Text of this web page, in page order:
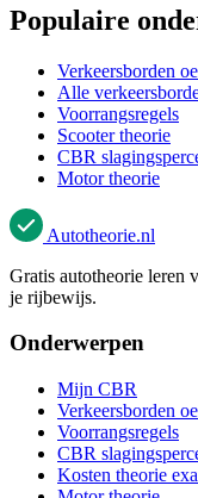
Populaire
Verkeersborden
Alle
Voorrangsregels
Scooter theorie
CBR
Motor theorie
Autotheorie.nl
Gratis autotheorie leren
je rijbewijs.
Onderwerpen
Mijn CBR
Verkeersborden
Voorrangsregels
CBR
Kosten theorie